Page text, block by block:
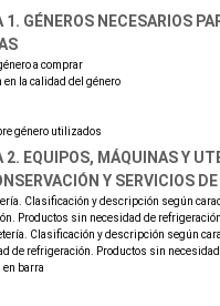
GÉNEROS NECESARIOS
a comprar
en la calidad del género
género utilizados
EQUIPOS, MÁQUINAS Y
Y SERVICIOS
Clasificación y descripción según
Productos sin necesidad de refrigeración
Clasificación y descripción según
de refrigeración. Productos sin
barra